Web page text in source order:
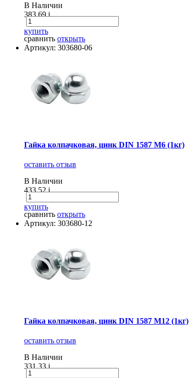
В Наличии
383.69i
купить
сравнить открыть
Артикул: 303680-06
Гайка колпачковая, цинк DIN 1587 М6 (1кг)
оставить отзыв
В Наличии
433.52i
купить
сравнить открыть
Артикул: 303680-12
Гайка колпачковая, цинк DIN 1587 М12 (1кг)
оставить отзыв
В Наличии
331.33i